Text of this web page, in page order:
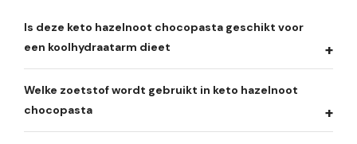
Is deze keto hazelnoot chocopasta geschikt voor
een koolhydraatarm dieet
Welke zoetstof wordt gebruikt in keto hazelnoot
chocopasta